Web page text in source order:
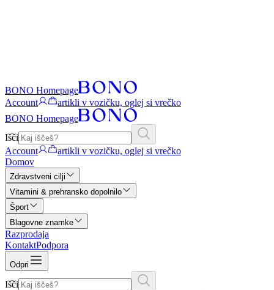
BONO Homepage
Account
artikli v vozičku, oglej si vrečko
BONO Homepage
Išči
Account
artikli v vozičku, oglej si vrečko
Domov
Zdravstveni cilji
Vitamini & prehransko dopolnilo
Šport
Blagovne znamke
Razprodaja
KontaktPodpora
Odpri
Išči